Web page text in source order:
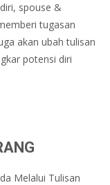
spouse &
tugasan
akan ubah tulisan
potensi diri
Melalui Tulisan